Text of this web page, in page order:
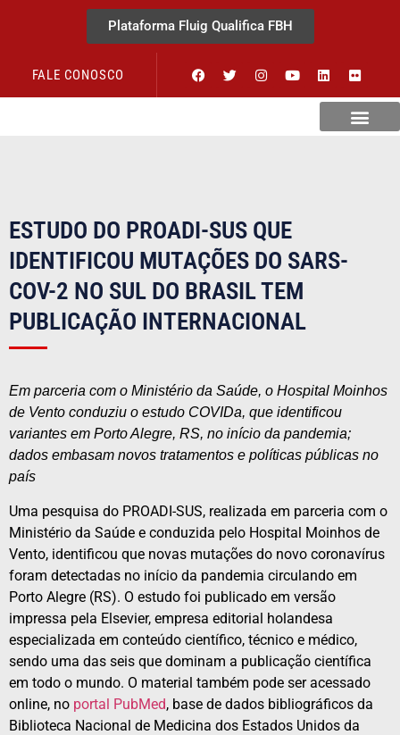
Plataforma Fluig Qualifica FBH
FALE CONOSCO
ESTUDO DO PROADI-SUS QUE
IDENTIFICOU MUTAÇÕES DO SARS-
COV-2 NO SUL DO BRASIL TEM
PUBLICAÇÃO INTERNACIONAL
Em parceria com o Ministério da Saúde, o Hospital Moinhos
de Vento conduziu o estudo COVIDa, que identificou
variantes em Porto Alegre, RS, no início da pandemia;
dados embasam novos tratamentos e políticas públicas no
país
Uma pesquisa do PROADI-SUS, realizada em parceria com o
Ministério da Saúde e conduzida pelo Hospital Moinhos de
Vento, identificou que novas mutações do novo coronavírus
foram detectadas no início da pandemia circulando em
Porto Alegre (RS). O estudo foi publicado em versão
impressa pela Elsevier, empresa editorial holandesa
especializada em conteúdo científico, técnico e médico,
sendo uma das seis que dominam a publicação científica
em todo o mundo. O material também pode ser acessado
online, no portal PubMed, base de dados bibliográficos da
Biblioteca Nacional de Medicina dos Estados Unidos da